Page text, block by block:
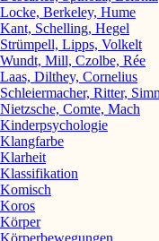
Locke, Berkeley, Hume
Kant, Schelling, Hegel
Strümpell, Lipps, Volkelt
Wundt, Mill, Czolbe, Rée
Laas, Dilthey, Cornelius
Schleiermacher, Ritter,
Nietzsche, Comte, Mach
Kinderpsychologie
Klangfarbe
Klarheit
Klassifikation
Komisch
Koros
Körper
Körperbewegungen